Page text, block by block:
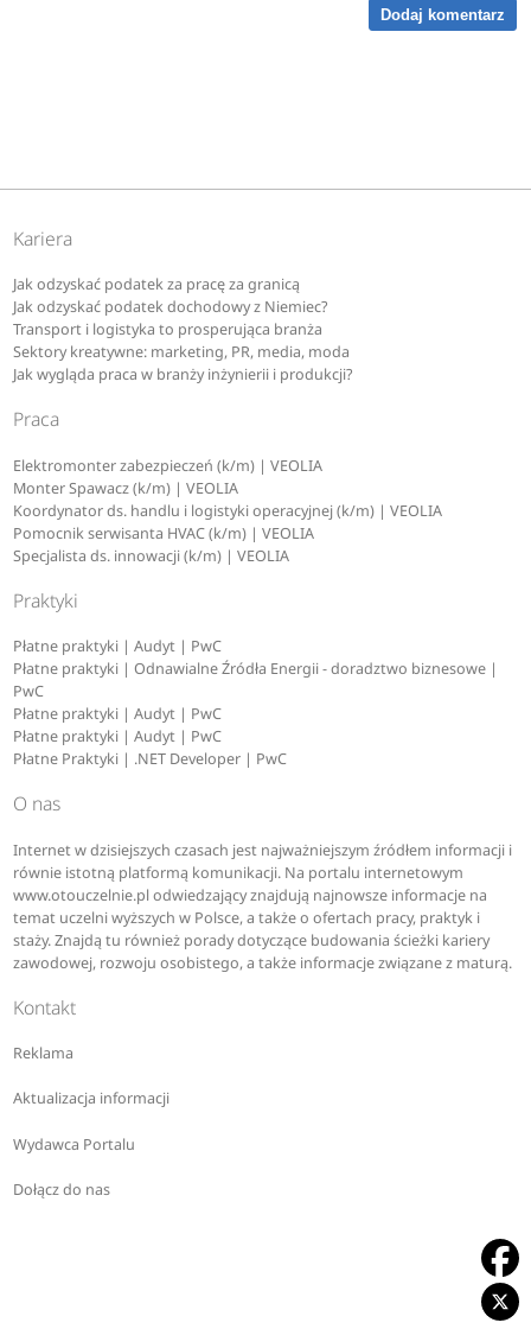
Dodaj komentarz
Kariera
Jak odzyskać podatek za pracę za granicą
Jak odzyskać podatek dochodowy z Niemiec?
Transport i logistyka to prosperująca branża
Sektory kreatywne: marketing, PR, media, moda
Jak wygląda praca w branży inżynierii i produkcji?
Praca
Elektromonter zabezpieczeń (k/m) | VEOLIA
Monter Spawacz (k/m) | VEOLIA
Koordynator ds. handlu i logistyki operacyjnej (k/m) | VEOLIA
Pomocnik serwisanta HVAC (k/m) | VEOLIA
Specjalista ds. innowacji (k/m) | VEOLIA
Praktyki
Płatne praktyki | Audyt | PwC
Płatne praktyki | Odnawialne Źródła Energii - doradztwo biznesowe |
PwC
Płatne praktyki | Audyt | PwC
Płatne praktyki | Audyt | PwC
Płatne Praktyki | .NET Developer | PwC
O nas
Internet w dzisiejszych czasach jest najważniejszym źródłem informacji i
równie istotną platformą komunikacji. Na portalu internetowym
www.otouczelnie.pl odwiedzający znajdują najnowsze informacje na
temat uczelni wyższych w Polsce, a także o ofertach pracy, praktyk i
staży. Znajdą tu również porady dotyczące budowania ścieżki kariery
zawodowej, rozwoju osobistego, a także informacje związane z maturą.
Kontakt
Reklama
Aktualizacja informacji
Wydawca Portalu
Dołącz do nas